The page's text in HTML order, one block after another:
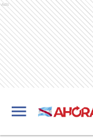
Ads